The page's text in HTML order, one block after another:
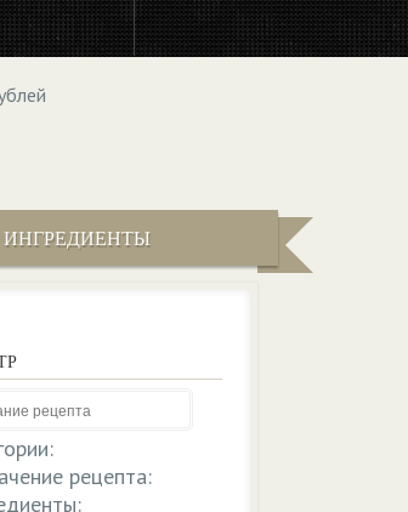
ИНГРЕДИЕНТЫ
рецепта: